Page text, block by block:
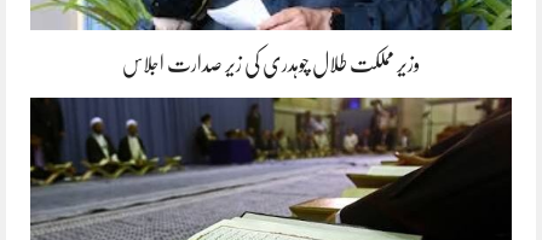
وزیر مملکت طلال چوہدری کی زیر صدارت اجلاس